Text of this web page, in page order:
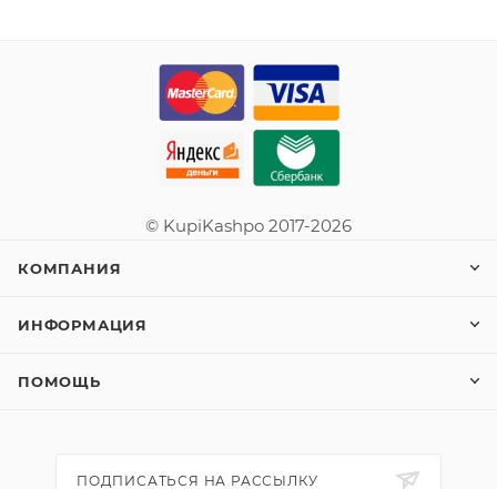
© KupiKashpo 2017-2026
КОМПАНИЯ
ИНФОРМАЦИЯ
ПОМОЩЬ
ПОДПИСАТЬСЯ НА РАССЫЛКУ